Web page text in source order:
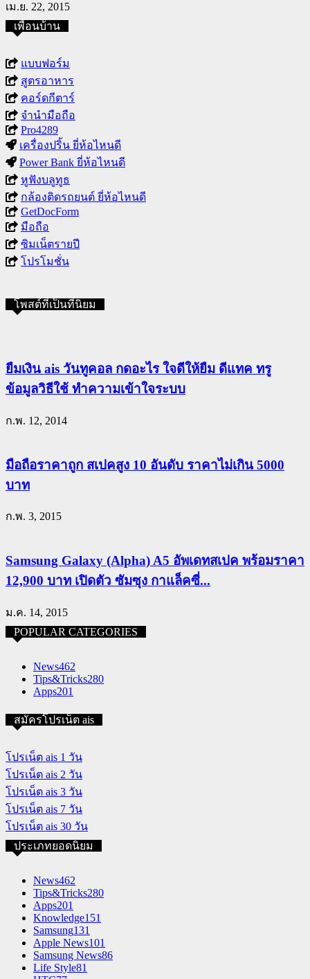
เม.ย. 22, 2015
เพื่อนบ้าน
แบบฟอร์ม
สูตรอาหาร
คอร์ดกีตาร์
จำนำมือถือ
Pro4289
เครื่องปริ้น ยี่ห้อไหนดี
Power Bank ยี่ห้อไหนดี
หูฟังบลูทูธ
กล้องติดรถยนต์ ยี่ห้อไหนดี
GetDocForm
มือถือ
ซิมเน็ตรายปี
โปรโมชั่น
โพสต์ที่เป็นที่นิยม
ยืมเงิน ais วันทูคอล กดอะไร ใจดีให้ยืม ดีแทค ทรู
ข้อมูลวิธีใช้ ทำความเข้าใจระบบ
ก.พ. 12, 2014
มือถือราคาถูก สเปคสูง 10 อันดับ ราคาไม่เกิน 5000
บาท
ก.พ. 3, 2015
Samsung Galaxy (Alpha) A5 อัพเดทสเปค พร้อมราคา
12,900 บาท เปิดตัว ซัมซุง กาแล็คซี่...
ม.ค. 14, 2015
POPULAR CATEGORIES
News462
Tips&Tricks280
Apps201
สมัครโปรเน็ต ais
โปรเน็ต ais 1 วัน
โปรเน็ต ais 2 วัน
โปรเน็ต ais 3 วัน
โปรเน็ต ais 7 วัน
โปรเน็ต ais 30 วัน
ประเภทยอดนิยม
News462
Tips&Tricks280
Apps201
Knowledge151
Samsung131
Apple News101
Samsung News86
Life Style81